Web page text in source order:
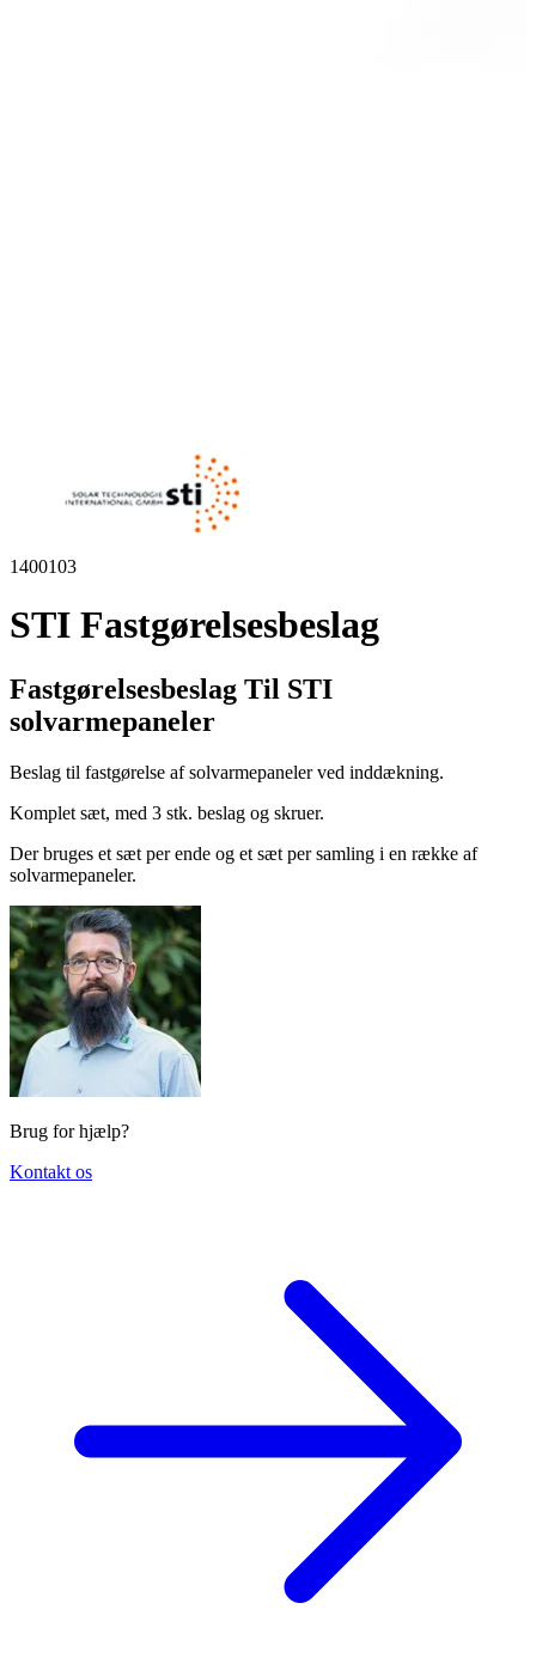
1400103
STI Fastgørelsesbeslag
Fastgørelsesbeslag Til STI
solvarmepaneler
Beslag til fastgørelse af solvarmepaneler ved inddækning.
Komplet sæt, med 3 stk. beslag og skruer.
Der bruges et sæt per ende og et sæt per samling i en række af
solvarmepaneler.
Brug for hjælp?
Kontakt os